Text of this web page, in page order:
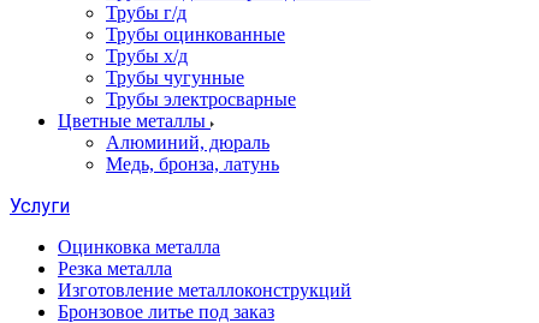
Трубы г/д
Трубы оцинкованные
Трубы х/д
Трубы чугунные
Трубы электросварные
Цветные металлы
Алюминий, дюраль
Медь, бронза, латунь
Услуги
Оцинковка металла
Резка металла
Изготовление металлоконструкций
Бронзовое литье под заказ